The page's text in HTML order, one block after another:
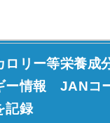
リー等栄養成
情報 JANコ
記録